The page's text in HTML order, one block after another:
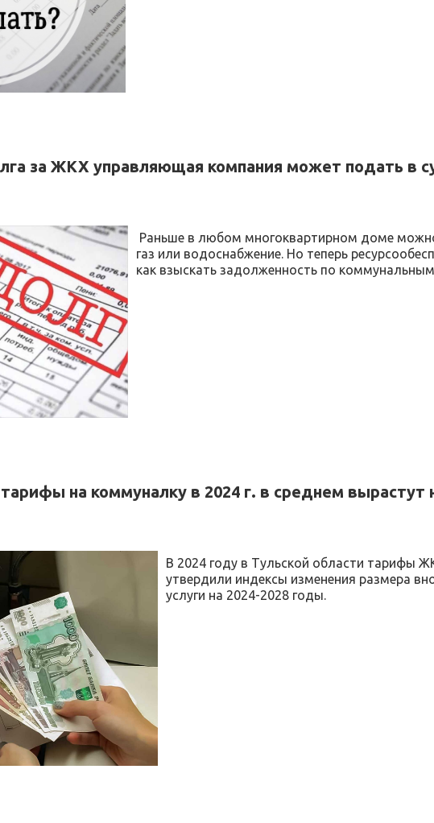
за ЖКХ управляющая компания может подать в
Раньше в любом многоквартирном доме
газ или водоснабжение. Но теперь
как взыскать задолженность по
на коммуналку в 2024 г. в среднем вырастут
В 2024 году в Тульской области тарифы
утвердили индексы изменения размера
услуги на 2024-2028 годы.